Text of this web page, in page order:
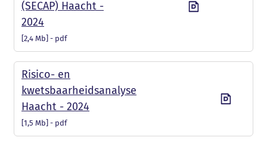
(SECAP) Haacht -
2024
2,4 Mb pdf
Risico- en
kwetsbaarheidsanalyse
Haacht - 2024
1,5 Mb pdf